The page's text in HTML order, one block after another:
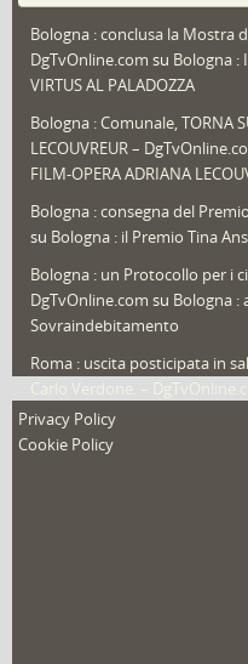
Redazioni(1.049)
Speciali (22)
Sport
That's Bologna Magazine(25)
Video (archivio) (263)
Bologna : conclusa la Mostra
DgTvOnline.com su Bologna :
VIRTUS AL PALADOZZA
Bologna : Comunale, TORNA
LECOUVREUR –
FILM-OPERA ADRIANA
Bologna : consegna del
su Bologna : il Premio Tina
Bologna : un Protocollo per i
DgTvOnline.com su Bologna :
Sovraindebitamento
Roma : uscita posticipata in
nuovo film
Privacy Policy
Cookie Policy